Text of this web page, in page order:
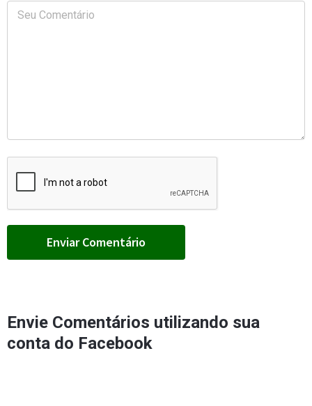
Envie Comentários utilizando sua
conta do Facebook